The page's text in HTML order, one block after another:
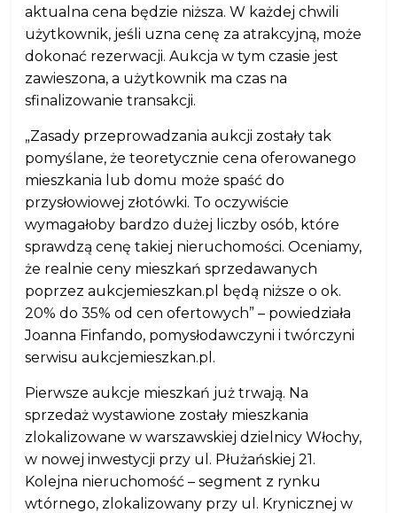
aktualna cena będzie niższa. W każdej chwili
użytkownik, jeśli uzna cenę za atrakcyjną, może
dokonać rezerwacji. Aukcja w tym czasie jest
zawieszona, a użytkownik ma czas na
sfinalizowanie transakcji.
„Zasady przeprowadzania aukcji zostały tak
pomyślane, że teoretycznie cena oferowanego
mieszkania lub domu może spaść do
przysłowiowej złotówki. To oczywiście
wymagałoby bardzo dużej liczby osób, które
sprawdzą cenę takiej nieruchomości. Oceniamy,
że realnie ceny mieszkań sprzedawanych
poprzez aukcjemieszkan.pl będą niższe o ok.
20% do 35% od cen ofertowych” – powiedziała
Joanna Finfando, pomysłodawczyni i twórczyni
serwisu aukcjemieszkan.pl.
Pierwsze aukcje mieszkań już trwają. Na
sprzedaż wystawione zostały mieszkania
zlokalizowane w warszawskiej dzielnicy Włochy,
w nowej inwestycji przy ul. Płużańskiej 21.
Kolejna nieruchomość – segment z rynku
wtórnego, zlokalizowany przy ul. Krynicznej w